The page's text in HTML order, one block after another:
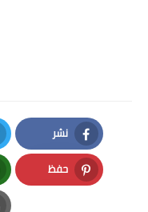
نشر
Facebook
حفظ
Pinterest